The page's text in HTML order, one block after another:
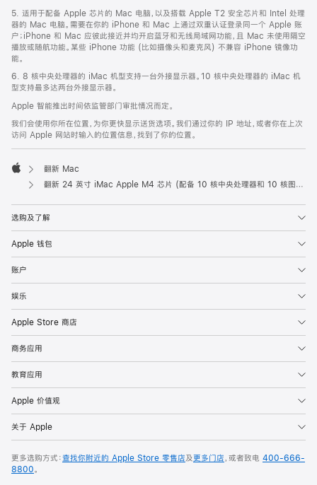
5. 适用于配备 Apple 芯片的 Mac 电脑，以及搭载 Apple T2 安全芯片和 Intel 处理
器的 Mac 电脑。需要在你的 iPhone 和 Mac 上通过双重认证登录同一个 Apple 账
户；iPhone 和 Mac 应彼此接近并均开启蓝牙和无线局域网功能，且 Mac 未使用隔空
播放或随航功能。某些 iPhone 功能 (比如摄像头和麦克风) 不兼容 iPhone 镜像功
能。
6. 8 核中央处理器的 iMac 机型支持一台外接显示器。10 核中央处理器的 iMac 机
型支持最多达两台外接显示器。
Apple 智能推出时间依监管部门审批情况而定。
我们会使用你所在位置，为你更快显示送货选项。我们通过你的 IP 地址，或者你在上次
访问 Apple 网站时输入的位置信息，找到了你的位置。
Apple
翻新 Mac
翻新 24 英寸 iMac Apple M4 芯片 (配备 10 核中央处理器和 10 核图形处理器) 和千兆以太网端口 - 紫色
选购及了解
Apple 钱包
账户
娱乐
Apple Store 商店
商务应用
教育应用
Apple 价值观
关于 Apple
更多选购方式：查找你附近的 Apple Store 零售店及更多门店，或者致电 400-666-
8800。